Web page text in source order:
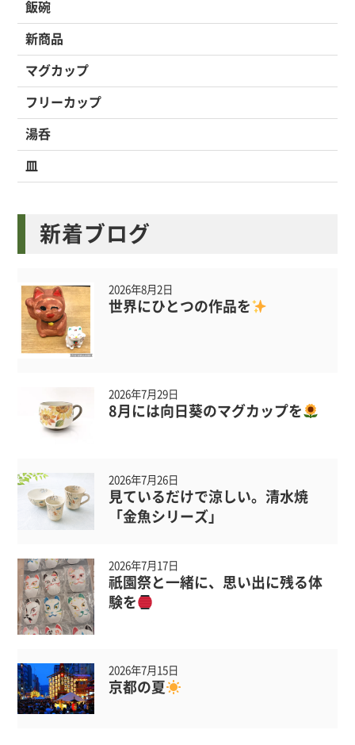
飯碗
新商品
マグカップ
フリーカップ
湯呑
皿
新着ブログ
2026年8月2日
世界にひとつの作品を
2026年7月29日
8月には向日葵のマグカップを
2026年7月26日
見ているだけで涼しい。清水焼
「金魚シリーズ」
2026年7月17日
祇園祭と一緒に、思い出に残る体
験を
2026年7月15日
京都の夏